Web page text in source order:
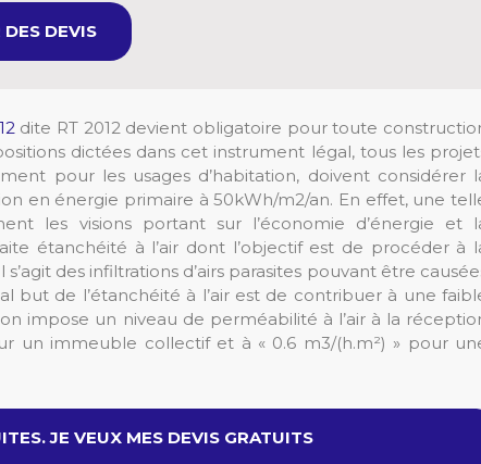
DEVIS
dite RT 2012 devient obligatoire pour toute
dictées dans cet instrument légal, tous les
pour les usages d’habitation, doivent considérer
en énergie primaire à 50kWh/m2/an. En effet, une
les visions portant sur l’économie d’énergie et
étanchéité à l’air dont l’objectif est de procéder à
des infiltrations d’airs parasites pouvant être
but de l’étanchéité à l’air est de contribuer à une
impose un niveau de perméabilité à l’air à la
un immeuble collectif et à « 0.6 m3/(h.m²) » pour
JE VEUX MES DEVIS GRATUITS